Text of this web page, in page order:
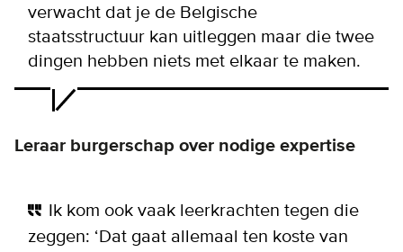
verwacht dat je de Belgische
staatsstructuur kan uitleggen maar die twee
dingen hebben niets met elkaar te maken.
Leraar burgerschap over nodige expertise
Ik kom ook vaak leerkrachten tegen die
zeggen: ‘Dat gaat allemaal ten koste van